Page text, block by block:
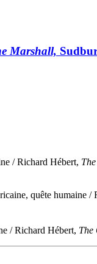
Marshall,
/ Richard Hébert,
quête humaine /
/ Richard Hébert, The